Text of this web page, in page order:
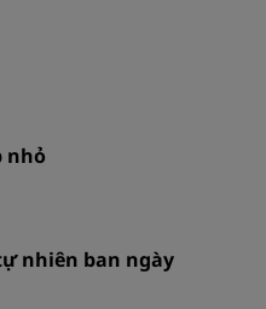
nhỏ
nhiên ban ngày